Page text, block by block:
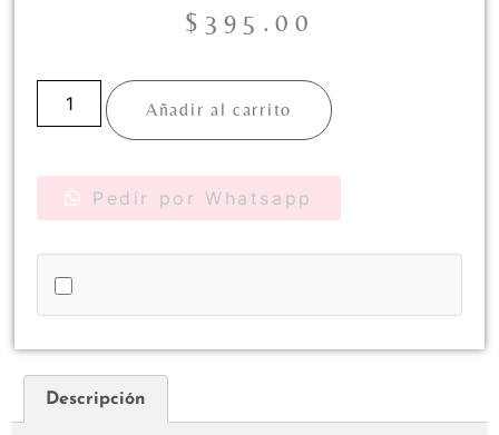
$ 395.00
Añadir al carrito
Pedir por Whatsapp
Descripción